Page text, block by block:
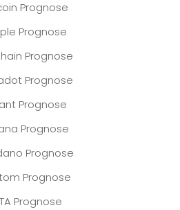
Prognose
Prognose
Prognose
Prognose
Prognose
Prognose
Prognose
Prognose
Prognose